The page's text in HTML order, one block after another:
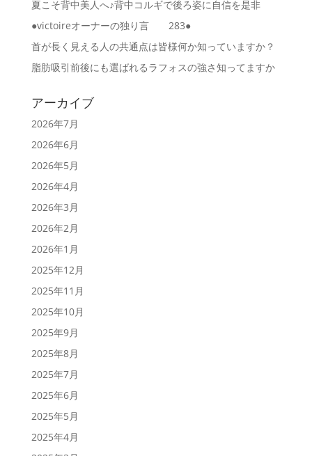
夏こそ背中美人へ♪背中コルギで後ろ姿に自信を是非
●victoireオーナーの独り言 283●
首が長く見える人の共通点は皆様何か知っていますか？
脂肪吸引前後にも選ばれるラフォスの強さ知ってますか
アーカイブ
2026年7月
2026年6月
2026年5月
2026年4月
2026年3月
2026年2月
2026年1月
2025年12月
2025年11月
2025年10月
2025年9月
2025年8月
2025年7月
2025年6月
2025年5月
2025年4月